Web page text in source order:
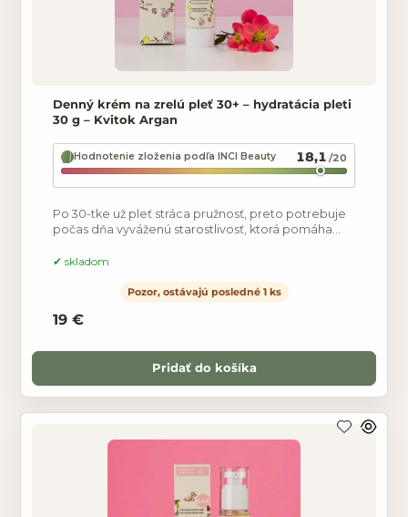
Denný krém na zrelú pleť 30+ – hydratácia pleti
30 g – Kvitok Argan
Hodnotenie zloženia podľa INCI Beauty 18,1 /20
Po 30-tke už pleť stráca pružnosť, preto potrebuje
počas dňa vyváženú starostlivosť, ktorá pomáha
skladom
Pozor, ostávajú posledné 1 ks
19 €
Pridať do košíka